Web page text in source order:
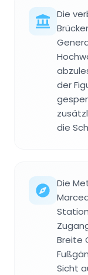
Die
der
die
Die
Breite
Sicht